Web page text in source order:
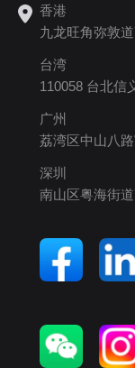
香港
九龙旺角弥敦
台湾
110058 台北信
广州
荔湾区中山八
深圳
南山区粤海街